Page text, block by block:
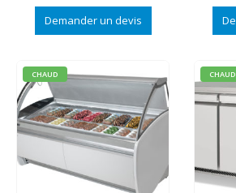
Demander un devis
CHAUD CHAUD